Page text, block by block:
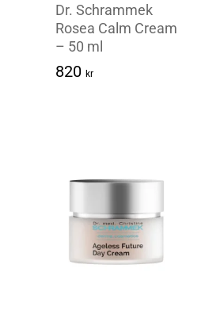
Dr. Schrammek
Rosea Calm Cream
– 50 ml
820 kr